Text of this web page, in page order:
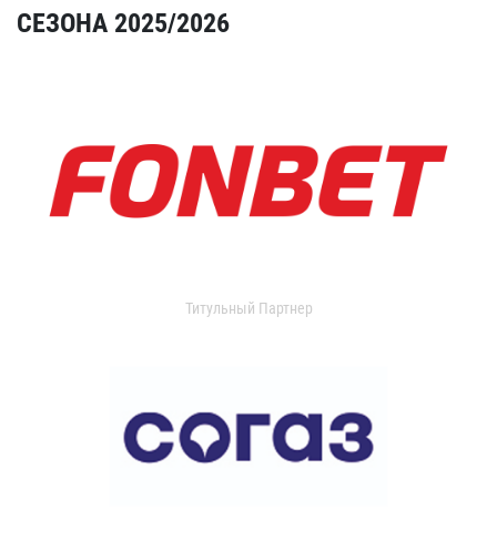
СЕЗОНА 2025/2026
Титульный Партнер